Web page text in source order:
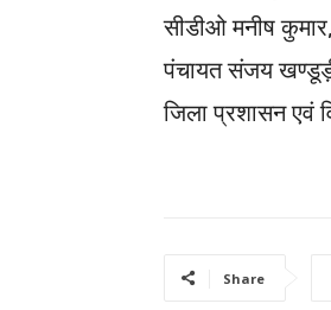
सीडीओ मनीष
पंचायत संजय
जिला प्रशासन एवं
Share